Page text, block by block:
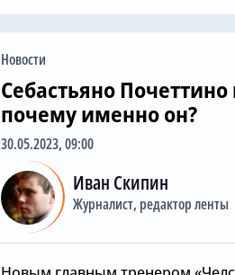
Новости
Себастьяно
почему именно он?
30.05.2023, 09:00
Иван Скипин
Журналист, редактор ленты